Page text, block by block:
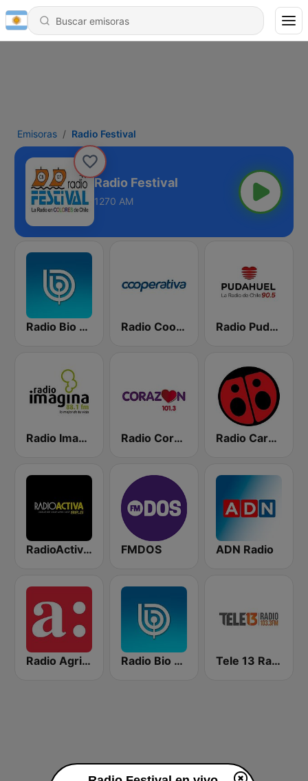
Emisoras Radio Festival
Radio Festival
1270 AM
Radio Bio Bio Santiago Radio Cooperativa Radio Pudahuel
Radio Imagina Radio Corazón FM Radio Carolina
RadioActiva 92.5 FMDOS ADN Radio
Radio Agricultura Radio Bio Bio Concepción Tele 13 Radio